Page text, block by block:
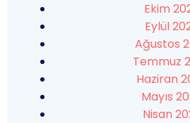
Ekim
Eylül
Ağustos
Temmuz
Haziran
Mayıs
Nisan